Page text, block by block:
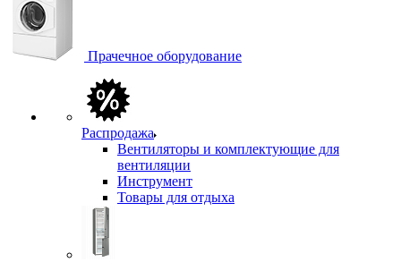
Прачечное оборудование
Распродажа
Вентиляторы и комплектующие для
вентиляции
Инструмент
Товары для отдыха